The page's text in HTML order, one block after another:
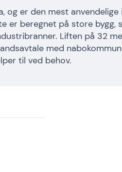
og er den mest anvendelige
er beregnet på store bygg,
Liften på 32
med
til ved behov.